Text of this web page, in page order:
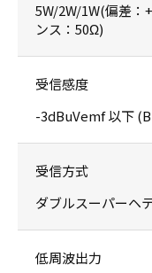
5W/2W/1W(偏差：
ンス：50Ω)
受信感度
-3dBuVemf 以下
受信方式
ダブルスーパーヘ
低周波出力